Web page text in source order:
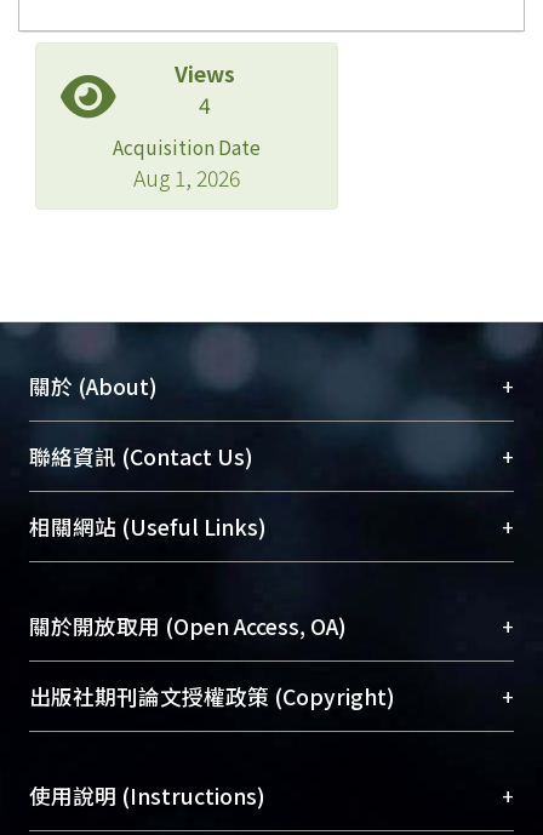
Views
4
Acquisition Date
Aug 1, 2026
關於 (About) +
臺大位居世界頂尖大學之列，為永久珍藏及向國際
展現本校豐碩的研究成果及學術能量，圖書館整合
機構典藏（NTUR）與學術庫（AH）不同功能平
台，成為臺大學術典藏NTU scholars。期能整合研
成果。
To permanently archive and promote researcher
profiles and scholarly works, Library integrates the
services of “NTU Repository” with “Academic
聯絡資訊 (Contact Us) +
總館學科館員(Main Library)
醫學圖書館學科館員(Medical Library)
Sciences Library)
相關網站 (Useful Links) +
關於開放取用 (Open Access, OA) +
開放取用是從使用者角度提升資訊取用性的社會運
動，應用在學術研究上是透過將研究著作公開供使
用逐年攀升。同時可加速研究發展、提升研究影響
出版社期刊論文授權政策 (Copyright) +
含部分內容的版權非匯入者所有，或由第三方贊
助與合作完成，請確認該版權所有者及第三方同
使用說明 (Instructions) +